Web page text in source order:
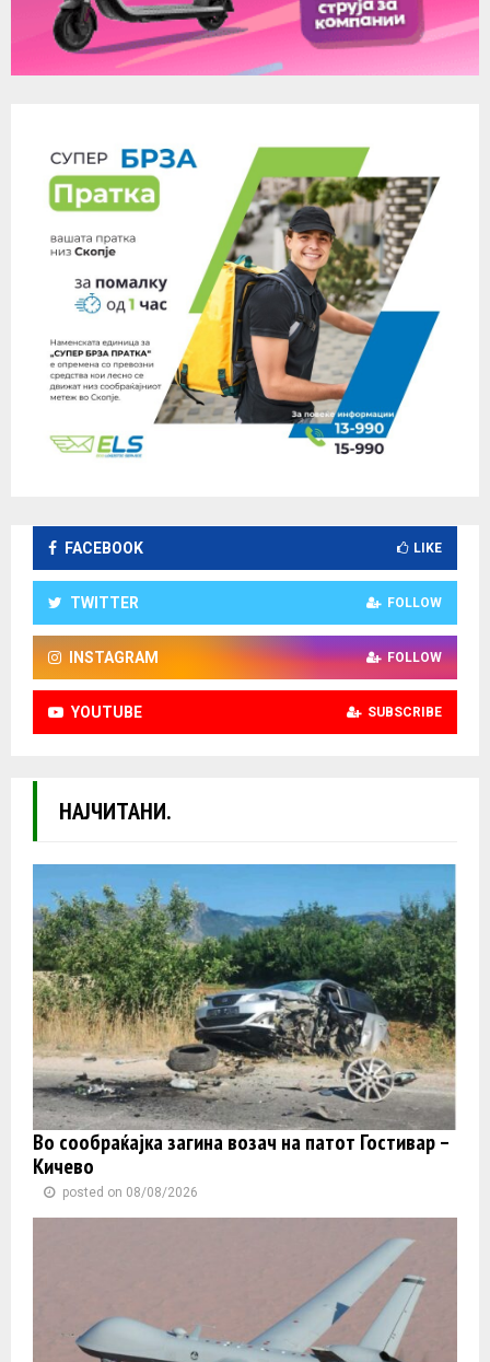
FACEBOOK LIKE
TWITTER FOLLOW
INSTAGRAM FOLLOW
YOUTUBE SUBSCRIBE
НАЈЧИТАНИ.
Во сообраќајка загина возач на патот Гостивар –
Кичево
posted on 08/08/2026